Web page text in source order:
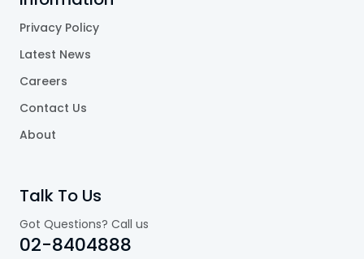
Privacy Policy
Latest News
Careers
Contact Us
About
Talk To Us
Got Questions? Call us
02-8404888